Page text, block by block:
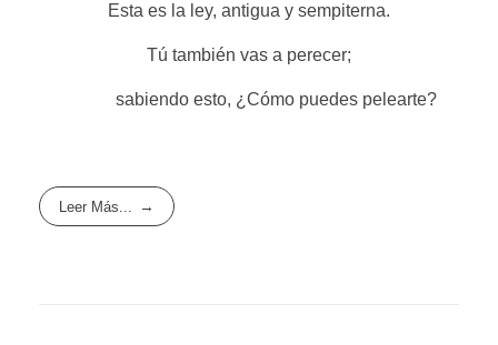
Esta es la ley, antigua y sempiterna.
Tú también vas a perecer;
sabiendo esto, ¿Cómo puedes pelearte?
Leer Más...